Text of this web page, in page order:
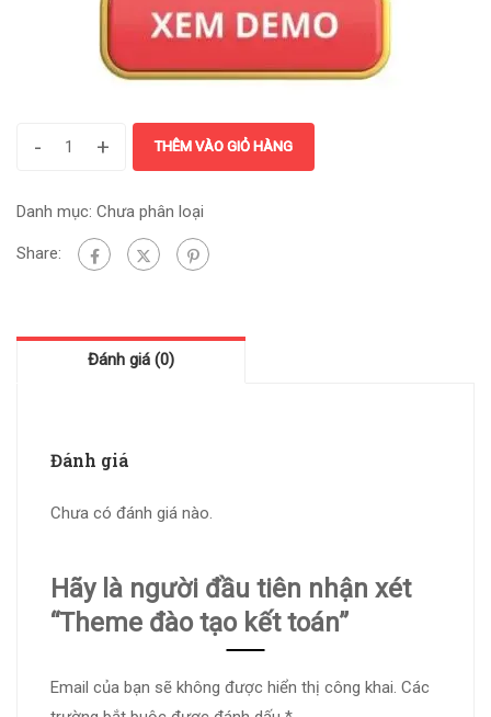
- + THÊM VÀO GIỎ HÀNG
Danh mục: Chưa phân loại
Share:
Đánh giá (0)
Đánh giá
Chưa có đánh giá nào.
Hãy là người đầu tiên nhận xét
“Theme đào tạo kết toán”
Email của bạn sẽ không được hiển thị công khai. Các